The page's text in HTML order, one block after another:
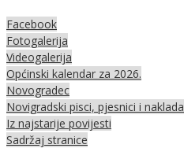
Facebook
Fotogalerija
Videogalerija
Općinski kalendar za 2026.
Novogradec
Novigradski pisci, pjesnici i naklada
Iz najstarije povijesti
Sadržaj stranice